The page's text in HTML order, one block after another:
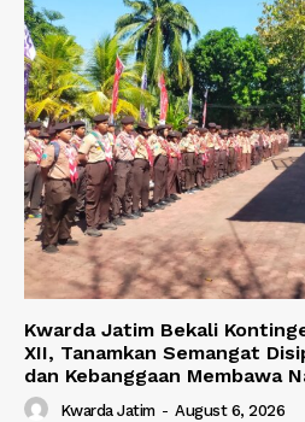
Kwarda Jatim Bekali
XII, Tanamkan Semangat
dan Kebanggaan Membawa
Kwarda Jatim - August 6, 2026